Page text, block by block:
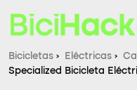
Bicicletas › Eléctricas ›
Specialized Bicicleta